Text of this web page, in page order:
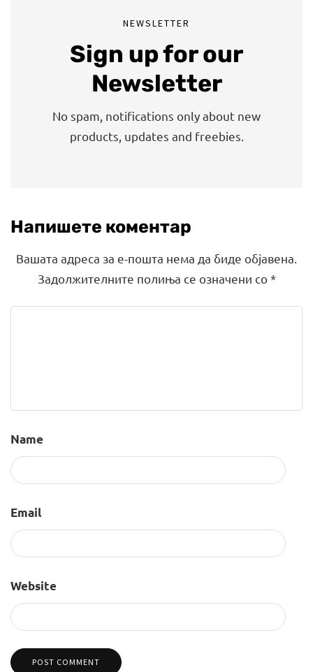
NEWSLETTER
Sign up for our
Newsletter
No spam, notifications only about new
products, updates and freebies.
Напишете коментар
Вашата адреса за е-пошта нема да биде објавена.
Задолжителните полиња се означени со*
Name
Email
Website